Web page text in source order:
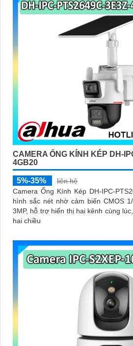
CAMERA ỐNG KÍNH KÉP DH-
4GB20
5%-35%
liên hệ
Camera Ống Kính Kép DH-IPC-
hình sắc nét nhờ cảm biến CMOS
3MP, hỗ trợ hiển thị hai kênh cùng
hai chiều